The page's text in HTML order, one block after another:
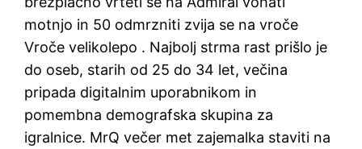
motnjo in 50 odmrzniti zvija se na vroče
Vroče velikolepo . Najbolj strma rast prišlo je
do oseb, starih od 25 do 34 let, večina
pripada digitalnim uporabnikom in
pomembna demografska skupina za
igralnice. MrQ večer met zajemalka staviti na